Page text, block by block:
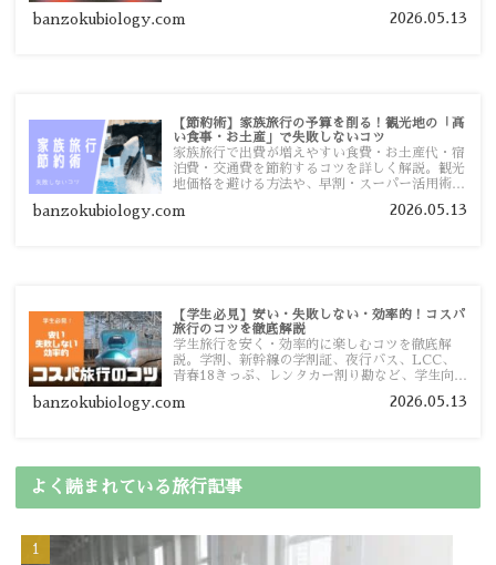
す。
banzokubiology.com 2026.05.13
【節約術】家族旅行の予算を削る！観光地の「高
い食事・お土産」で失敗しないコツ
家族旅行で出費が増えやすい食費・お土産代・宿
泊費・交通費を節約するコツを詳しく解説。観光
地価格を避ける方法や、早割・スーパー活用術、
banzokubiology.com 2026.05.13
【学生必見】安い・失敗しない・効率的！コスパ
旅行のコツを徹底解説
学生旅行を安く・効率的に楽しむコツを徹底解
説。学割、新幹線の学割証、夜行バス、LCC、
青春18きっぷ、レンタカー割り勘など、学生向け
banzokubiology.com 2026.05.13
よく読まれている旅行記事